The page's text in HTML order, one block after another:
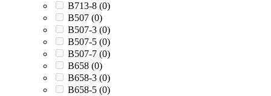
B713-8 (0)
B507 (0)
B507-3 (0)
B507-5 (0)
B507-7 (0)
B658 (0)
B658-3 (0)
B658-5 (0)